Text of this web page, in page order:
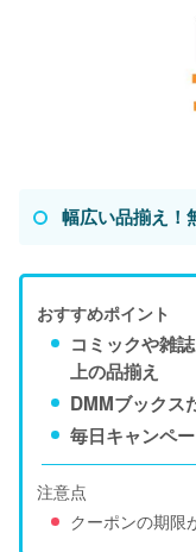
幅広い品揃え！
おすすめポイント
コミックや雑
上の品揃え
DMMブックス
毎日キャンペ
注意点
クーポンの期限